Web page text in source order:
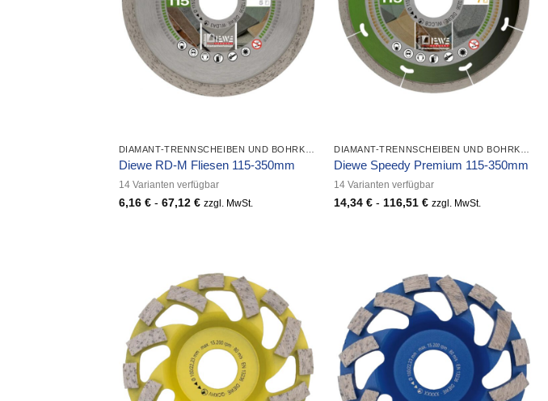
Diewe RD-M Fliesen 115-350mm
14 Varianten verfügbar
6,16 €- 67,12 € zzgl. MwSt.
Diewe Speedy Premium 115-350mm
14 Varianten verfügbar
14,34€ - 116,51€ zzgl. MwSt.